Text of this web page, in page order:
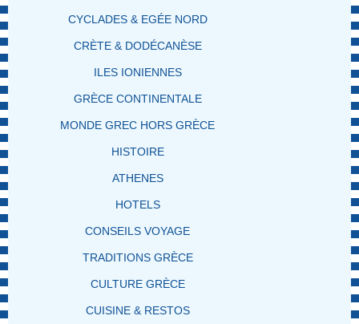
CYCLADES & EGÉE NORD
CRÈTE & DODÉCANÈSE
ILES IONIENNES
GRÈCE CONTINENTALE
MONDE GREC HORS GRÈCE
HISTOIRE
ATHENES
HOTELS
CONSEILS VOYAGE
TRADITIONS GRÈCE
CULTURE GRÈCE
CUISINE & RESTOS